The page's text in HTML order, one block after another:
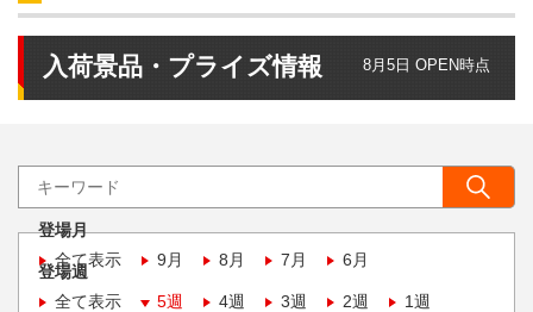
入荷景品・プライズ情報 8月5日 OPEN時点
登場月
全て表示
9月 8月 7月 6月
登場週
全て表示
5週 4週 3週 2週 1週